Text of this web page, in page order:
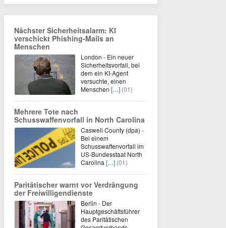
Nächster Sicherheitsalarm: KI
verschickt Phishing-Mails an
Menschen
London - Ein neuer
Sicherheitsvorfall, bei
dem ein KI-Agent
versuchte, einen
Menschen […] (01)
Mehrere Tote nach
Schusswaffenvorfall in North Carolina
Caswell County (dpa) -
Bei einem
Schusswaffenvorfall im
US-Bundesstaat North
Carolina […] (01)
Paritätischer warnt vor Verdrängung
der Freiwilligendienste
Berlin - Der
Hauptgeschäftsführer
des Paritätischen